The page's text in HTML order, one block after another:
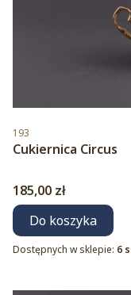
Kod produktu
193
Cukiernica Circus
Cena
185,00 zł
Do koszyka
Dostępnych w sklepie: 6